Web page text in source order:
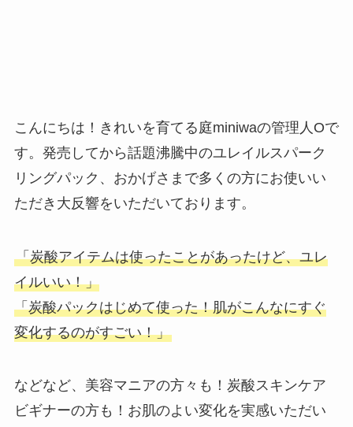
こんにちは！きれいを育てる庭miniwaの管理人Oで
す。発売してから話題沸騰中のユレイルスパーク
リングパック、おかげさまで多くの方にお使いい
ただき大反響をいただいております。
「炭酸アイテムは使ったことがあったけど、ユレ
イルいい！」
「炭酸パックはじめて使った！肌がこんなにすぐ
変化するのがすごい！」
などなど、美容マニアの方々も！炭酸スキンケア
ビギナーの方も！お肌のよい変化を実感いただい